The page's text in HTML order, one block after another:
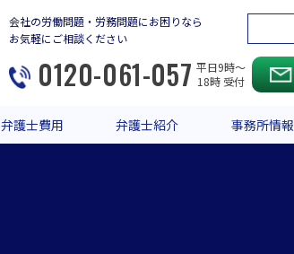
会社の労働問題・労務問題にお困りなら
お気軽にご相談ください
0120-061-057 平日9時〜
18時 受付
弁護士費用 弁護士紹介 事務所情報